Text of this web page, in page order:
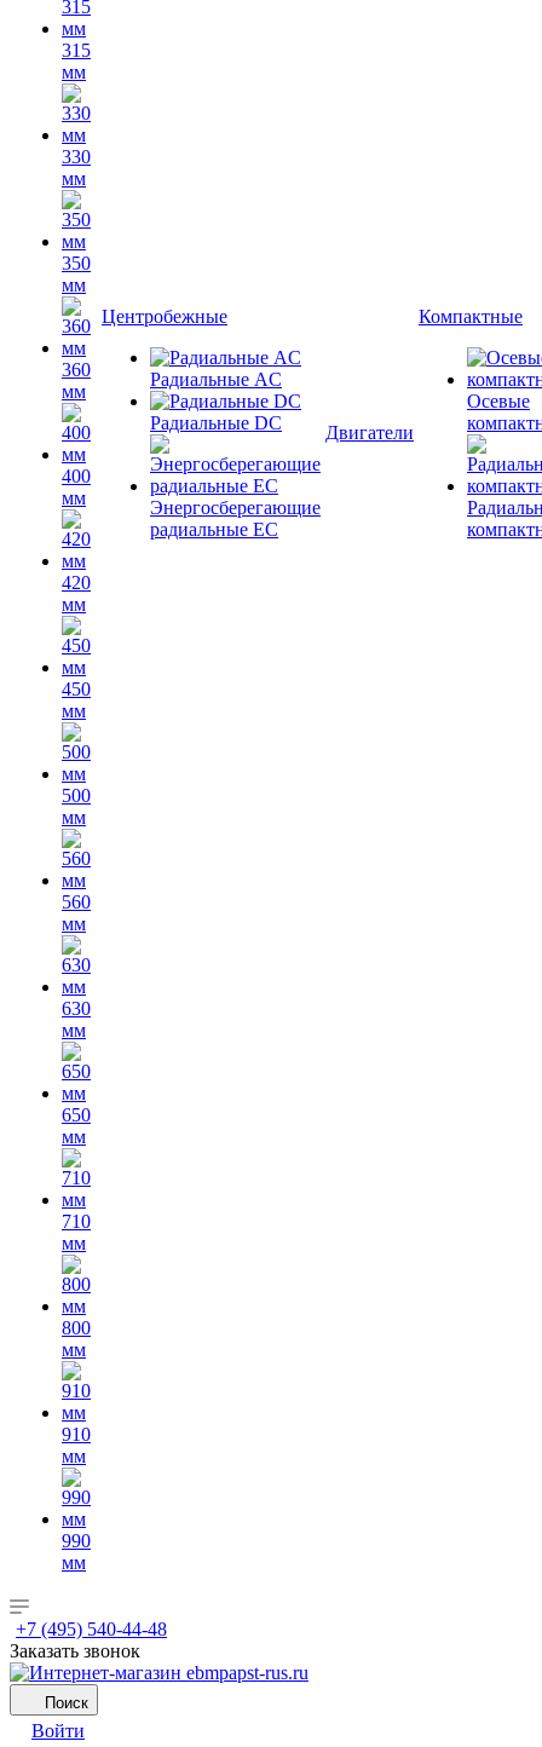
315
мм
330
мм
350
мм
360
мм
400
мм
420
мм
450
мм
500
мм
560
мм
630
мм
650
мм
710
мм
800
мм
910
мм
990
мм
Центробежные
Радиальные AC
Радиальные DC
Энергосберегающие
радиальные EC
Двигатели
Компактные
Осевые
+7 (495) 540-44-48
Заказать звонок
Поиск
Войти